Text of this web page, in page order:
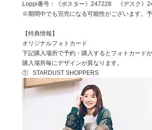
Loppi番号：《ポスター》247228 《デスク》
※期間中でも完売になる可能性がございます。
【特典情報】
オリジナルフォトカード
下記購入場所で予約・購入するとフォトカード
購入場所毎にデザインが異なります。
① STARDUST SHOPPERS